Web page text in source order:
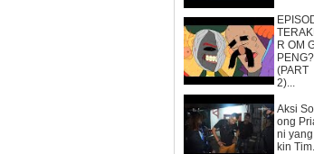
R OM
PENG?
(PART
2)...
Aksi
ong
ni
kin